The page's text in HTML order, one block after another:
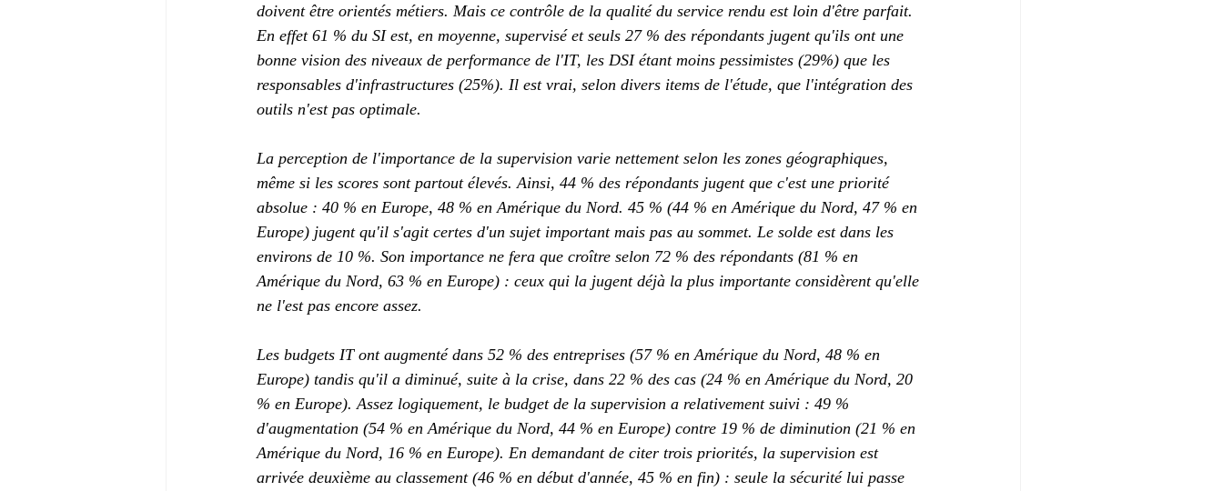
doivent être orientés métiers. Mais ce contrôle de la qualité du service rendu est loin d'être parfait.
En effet 61 % du SI est, en moyenne, supervisé et seuls 27 % des répondants jugent qu'ils ont une
bonne vision des niveaux de performance de l'IT, les DSI étant moins pessimistes (29%) que les
responsables d'infrastructures (25%). Il est vrai, selon divers items de l'étude, que l'intégration des
outils n'est pas optimale.
La perception de l'importance de la supervision varie nettement selon les zones géographiques,
même si les scores sont partout élevés. Ainsi, 44 % des répondants jugent que c'est une priorité
absolue : 40 % en Europe, 48 % en Amérique du Nord. 45 % (44 % en Amérique du Nord, 47 % en
Europe) jugent qu'il s'agit certes d'un sujet important mais pas au sommet. Le solde est dans les
environs de 10 %. Son importance ne fera que croître selon 72 % des répondants (81 % en
Amérique du Nord, 63 % en Europe) : ceux qui la jugent déjà la plus importante considèrent qu'elle
ne l'est pas encore assez.
Les budgets IT ont augmenté dans 52 % des entreprises (57 % en Amérique du Nord, 48 % en
Europe) tandis qu'il a diminué, suite à la crise, dans 22 % des cas (24 % en Amérique du Nord, 20
% en Europe). Assez logiquement, le budget de la supervision a relativement suivi : 49 %
d'augmentation (54 % en Amérique du Nord, 44 % en Europe) contre 19 % de diminution (21 % en
Amérique du Nord, 16 % en Europe). En demandant de citer trois priorités, la supervision est
arrivée deuxième au classement (46 % en début d'année, 45 % en fin) : seule la sécurité lui passe